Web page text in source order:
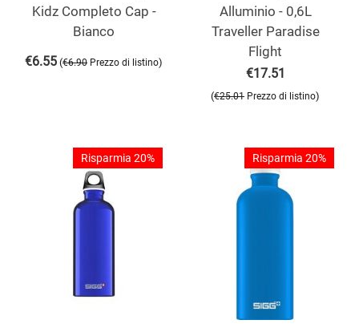
Kidz Completo Cap -
Bianco
€6.55 (€6.90 Prezzo di listino)
Alluminio - 0,6L
Traveller Paradise
Flight
€17.51
(€25.01 Prezzo di listino)
Risparmia 20% Risparmia 20%